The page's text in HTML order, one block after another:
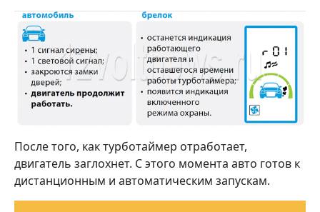
После того, как турботаймер отработает,
двигатель заглохнет. С этого момента авто готов к
дистанционным и автоматическим запускам.